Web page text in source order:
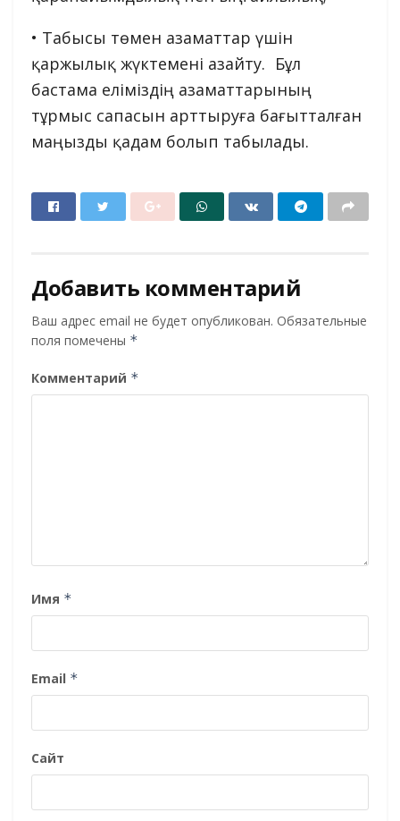
• Табысы төмен азаматтар үшін
қаржылық жүктемені азайту. Бұл
бастама еліміздің азаматтарының
тұрмыс сапасын арттыруға бағытталған
маңызды қадам болып табылады.
Добавить комментарий
Ваш адрес email не будет опубликован. Обязательные
поля помечены *
Комментарий *
Имя *
Email *
Сайт